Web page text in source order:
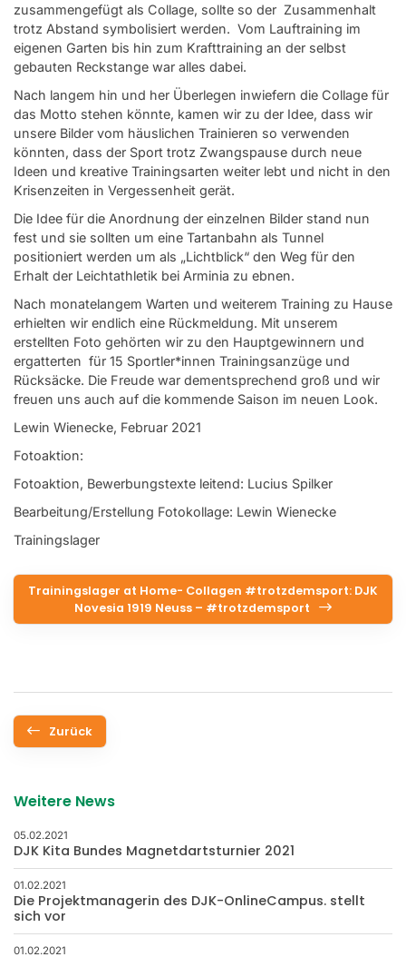
zusammengefügt als Collage, sollte so der Zusammenhalt
trotz Abstand symbolisiert werden. Vom Lauftraining im
eigenen Garten bis hin zum Krafttraining an der selbst
gebauten Reckstange war alles dabei.
Nach langem hin und her Überlegen inwiefern die Collage für
das Motto stehen könnte, kamen wir zu der Idee, dass wir
unsere Bilder vom häuslichen Trainieren so verwenden
könnten, dass der Sport trotz Zwangspause durch neue
Ideen und kreative Trainingsarten weiter lebt und nicht in den
Krisenzeiten in Vergessenheit gerät.
Die Idee für die Anordnung der einzelnen Bilder stand nun
fest und sie sollten um eine Tartanbahn als Tunnel
positioniert werden um als „Lichtblick“ den Weg für den
Erhalt der Leichtathletik bei Arminia zu ebnen.
Nach monatelangem Warten und weiterem Training zu Hause
erhielten wir endlich eine Rückmeldung. Mit unserem
erstellten Foto gehörten wir zu den Hauptgewinnern und
ergatterten für 15 Sportler*innen Trainingsanzüge und
Rücksäcke. Die Freude war dementsprechend groß und wir
freuen uns auch auf die kommende Saison im neuen Look.
Lewin Wienecke, Februar 2021
Fotoaktion:
Fotoaktion, Bewerbungstexte leitend: Lucius Spilker
Bearbeitung/Erstellung Fotokollage: Lewin Wienecke
Trainingslager
Trainingslager at Home- Collagen #trotzdemsport: DJK
Novesia 1919 Neuss – #trotzdemsport
Zurück
Weitere News
05.02.2021
DJK Kita Bundes Magnetdartsturnier 2021
01.02.2021
Die Projektmanagerin des DJK-OnlineCampus. stellt
sich vor
01.02.2021